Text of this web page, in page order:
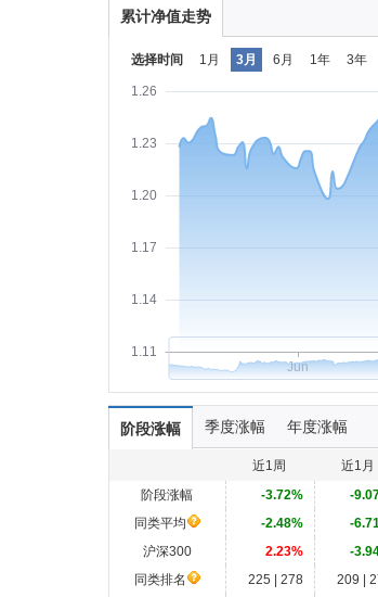
累计净值走势
选择时间 1月 3月 6月 1年 3年
1.11
1.14
1.17
1.20
1.23
1.26
Jun
阶段涨幅 季度涨幅 年度涨幅
近1周 近1月
阶段涨幅
-3.72% -
同类平均
-2.48% -
沪深300
2.23% -
同类排名
225 | 278 209 |